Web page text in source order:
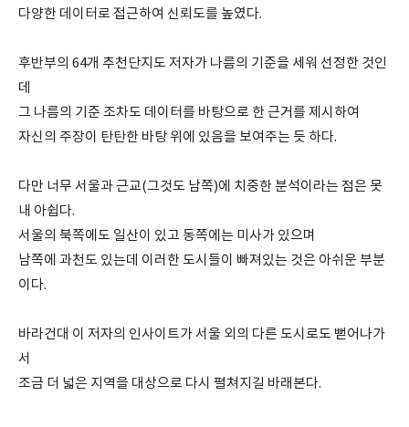
다양한 데이터로 접근하여 신뢰도를 높였다.
후반부의 64개 추천단지도 저자가 나름의 기준을 세워 선정한 것인
데
그 나름의 기준 조차도 데이터를 바탕으로 한 근거를 제시하여
자신의 주장이 탄탄한 바탕 위에 있음을 보여주는 듯 하다.
다만 너무 서울과 근교(그것도 남쪽)에 치중한 분석이라는 점은 못
내 아쉽다.
서울의 북쪽에도 일산이 있고 동쪽에는 미사가 있으며
남쪽에 과천도 있는데 이러한 도시들이 빠져있는 것은 아쉬운 부분
이다.
바라건대 이 저자의 인사이트가 서울 외의 다른 도시로도 뻗어나가
서
조금 더 넓은 지역을 대상으로 다시 펼쳐지길 바래본다.